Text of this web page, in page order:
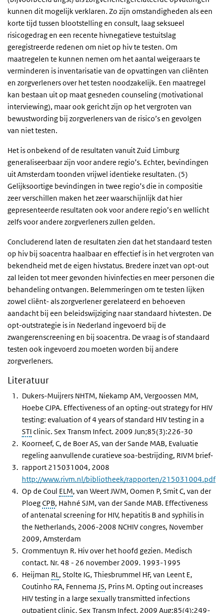
kunnen dit mogelijk verklaren. Zo zijn omstandigheden als een
korte tijd tussen blootstelling en consult, laag seksueel
risicogedrag en een recente hivnegatieve testuitslag
geregistreerde redenen om niet op hiv te testen. Om
maatregelen te kunnen nemen om het aantal weigeraars te
verminderen is inventarisatie van de opvattingen van cliënten
en zorgverleners over het testen noodzakelijk. Een maatregel
kan bestaan uit op maat gesneden counseling (motivational
interviewing), maar ook gericht zijn op het vergroten van
bewustwording bij zorgverleners van de risico’s en gevolgen
van niet testen.
Het is onbekend of de resultaten vanuit Zuid Limburg
generaliseerbaar zijn voor andere regio’s. Echter, bevindingen
uit Amsterdam toonden vrijwel identieke resultaten. (5)
Gelijksoortige bevindingen in twee regio’s die in compositie
zeer verschillen maken het zeer waarschijnlijk dat hier
gepresenteerde resultaten ook voor andere regio’s en wellicht
zelfs voor andere zorgverleners zullen gelden.
Concluderend laten de resultaten zien dat het standaard testen
op hiv bij soacentra haalbaar en effectief is in het vergroten van
bekendheid met de eigen hivstatus. Bredere inzet van opt-out
zal leiden tot meer gevonden hivinfecties en meer personen die
behandeling ontvangen. Belemmeringen om te testen lijken
zowel cliënt- als zorgverlener gerelateerd en behoeven
aandacht bij een beleidswijziging naar standaard hivtesten. De
opt-outstrategie is in Nederland ingevoerd bij de
zwangerenscreening en bij soacentra. De vraag is of standaard
testen ook ingevoerd zou moeten worden bij andere
zorgverleners.
Literatuur
Dukers-Muijrers NHTM, Niekamp AM, Vergoossen MM,
Hoebe CJPA. Effectiveness of an opting-out strategy for HIV
testing: evaluation of 4 years of standard HIV testing in a
STI clinic. Sex Transm Infect. 2009 Jun;85(3):226-30
Koorneef, C, de Boer AS, van der Sande MAB, Evaluatie
regeling aanvullende curatieve soa-bestrijding, RIVM brief-
rapport 215031004, 2008
http://www.rivm.nl/bibliotheek/rapporten/215031004.pdf
Op de Coul ELM, van Weert JWM, Oomen P, Smit C, van der
PloegCPB, Hahné SJM, van der Sande MAB. Effectiveness
of antenatal screening for HIV, hepatitis B and syphilis in
the Netherlands, 2006-2008 NCHIV congres, November
2009, Amsterdam
Crommentuyn R. Hiv over het hoofd gezien. Medisch
contact. Nr. 48 - 26 november 2009. 1993-1995
Heijman RL, Stolte IG, Thiesbrummel HF, van Leent E,
Coutinho RA, Fennema JS, Prins M. Opting out increases
HIV testing in a large sexually transmitted infections
outpatient clinic. Sex Transm Infect. 2009 Aug;85(4):249-